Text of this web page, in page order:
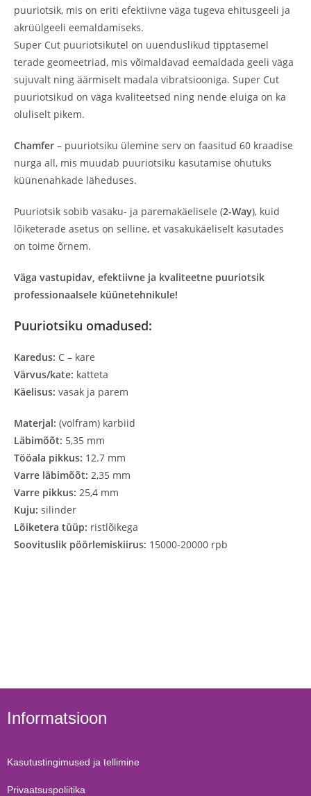
puuriotsik, mis on eriti efektiivne väga tugeva ehitusgeeli ja
akrüülgeeli eemaldamiseks.
Super Cut puuriotsikutel on uuenduslikud tipptasemel
terade geomeetriad, mis võimaldavad eemaldada geeli väga
sujuvalt ning äärmiselt madala vibratsiooniga. Super Cut
puuriotsikud on väga kvaliteetsed ning nende eluiga on ka
oluliselt pikem.
Chamfer – puuriotsiku ülemine serv on faasitud 60 kraadise
nurga all, mis muudab puuriotsiku kasutamise ohutuks
küünenahkade läheduses.
Puuriotsik sobib vasaku- ja paremakäelisele (2-Way), kuid
lõiketerade asetus on selline, et vasakukäeliselt kasutades
on toime õrnem.
Väga vastupidav, efektiivne ja kvaliteetne puuriotsik
professionaalsele küünetehnikule!
Puuriotsiku omadused:
Karedus: C – kare
Värvus/kate: katteta
Käelisus: vasak ja parem
Materjal: (volfram) karbiid
Läbimõõt: 5,35 mm
Tööala pikkus: 12.7 mm
Varre läbimõõt: 2,35 mm
Varre pikkus: 25,4 mm
Kuju: silinder
Lõiketera tüüp: ristlõikega
Soovituslik pöörlemiskiirus: 15000-20000 rpb
Informatsioon
Kasutustingimused ja tellimine
Privaatsuspoliitika